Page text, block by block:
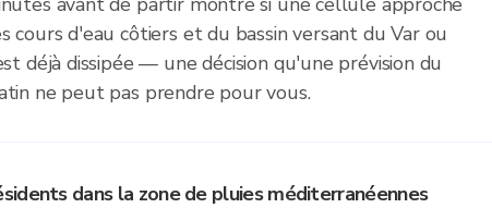
cours d'eau côtiers et du bassin versant du Var ou
déjà dissipée — une décision qu'une prévision du
ne peut pas prendre pour vous.
dans la zone de pluies méditerranéennes